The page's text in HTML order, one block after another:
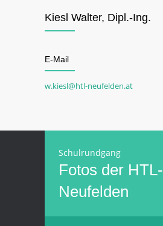
Kiesl Walter, Dipl.-Ing.
E-Mail
w.kiesl@htl-neufelden.at
Schulrundgang
Fotos der HTL-
Neufelden